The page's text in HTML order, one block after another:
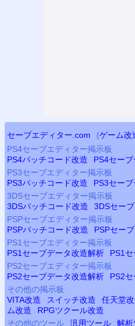
セーブエディター.com (ゲーム改
PS4セーブエディター掲示板
PS4パッチコード改造 PS4セー
PS3セーブエディター掲示板
PS3パッチコード改造 PS3セー
3DSセーブエディター掲示板
3DSパッチコード改造
3DSセー
PSPセーブエディター掲示板
PSPパッチコード改造 PSPセー
PS1セーブエディター掲示板
PS1セーブデータ改造解析 PS1
PS2セーブエディター掲示板
PS2セーブデータ改造解析 PS2
その他の掲示板
VITA改造
スイッチ改造 任天堂
ム改造
RPGツクール改造
その他のツール
汎用ツール 解析